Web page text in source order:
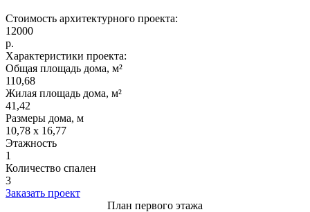
Стоимость архитектурного проекта:
12000
р.
Характеристики проекта:
Общая площадь дома, м²
110,68
Жилая площадь дома, м²
41,42
Размеры дома, м
10,78 х 16,77
Этажность
1
Количество спален
3
Заказать проект
План первого этажа